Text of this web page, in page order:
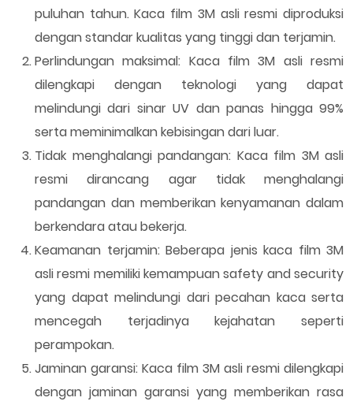
puluhan tahun. Kaca film 3M asli resmi diproduksi
dengan standar kualitas yang tinggi dan terjamin.
Perlindungan maksimal: Kaca film 3M asli resmi
dilengkapi dengan teknologi yang dapat
melindungi dari sinar UV dan panas hingga 99%
serta meminimalkan kebisingan dari luar.
Tidak menghalangi pandangan: Kaca film 3M asli
resmi dirancang agar tidak menghalangi
pandangan dan memberikan kenyamanan dalam
berkendara atau bekerja.
Keamanan terjamin: Beberapa jenis kaca film 3M
asli resmi memiliki kemampuan safety and security
yang dapat melindungi dari pecahan kaca serta
mencegah terjadinya kejahatan seperti
perampokan.
Jaminan garansi: Kaca film 3M asli resmi dilengkapi
dengan jaminan garansi yang memberikan rasa